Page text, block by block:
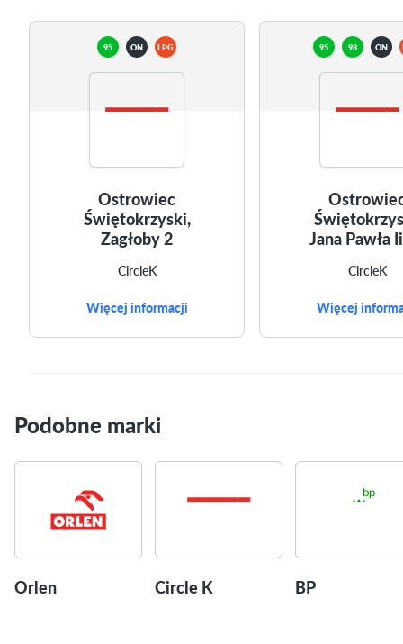
95 ON LPG
Ostrowiec
Świętokrzyski,
Zagłoby 2
CircleK
Więcej informacji
95 98 ON
Jana Pawła
CircleK
Więcej
Podobne marki
Orlen Circle K BP